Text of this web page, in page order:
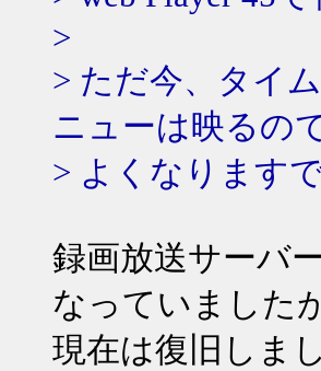
>
> ただ今、タイ
ニューは映るの
> よくなります
録画放送サーバ
なっていました
現在は復旧しま